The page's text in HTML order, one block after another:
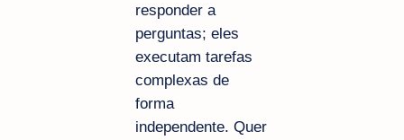
responder a
perguntas; eles
executam tarefas
complexas de
forma
independente. Quer